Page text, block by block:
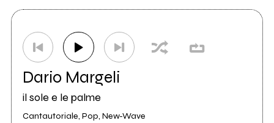
Dario Margeli
il sole e le palme
Cantautoriale, Pop, New-Wave